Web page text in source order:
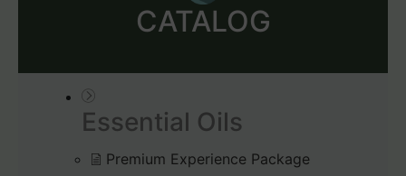
CATALOG
Essential Oils
Premium Experience Package